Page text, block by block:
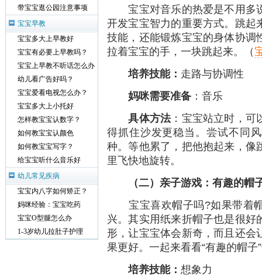
宝宝对音乐的热爱是不用多
开发宝宝智力的重要方式。跳起
技能，还能锻炼宝宝的身体协调
拉着宝宝的手，一块跳起来。（
培养技能： 走路与协调性
妈咪需要准备 ：音乐
具体方法：宝宝站立时，可
得抓住沙发更稳当。尝试不同
种。等他累了，把他抱起来，像
里飞快地旋转。
（二）亲子游戏：有趣的帽
宝宝喜欢帽子吗?如果带着帽
兴。其实用纸来折帽子也是很好
形，让宝宝体会新奇，而且还会
果更好。一起来看看“有趣的帽
培养技能： 想象力
带宝宝逛公园注意事项
宝宝早教
宝宝多大上早教好
宝宝有必要上早教吗？
宝宝上早教不听话怎么办
幼儿看广告好吗？
宝宝爱看电视怎么办？
宝宝多大上小托好
怎样教宝宝认数字？
如何教宝宝认颜色
如何教宝宝写字？
给宝宝听什么音乐好
幼儿常见疾病
宝宝内八字如何矫正？
妈咪经验：宝宝吃药
宝宝O型腿怎么办
1-3岁幼儿拉肚子护理